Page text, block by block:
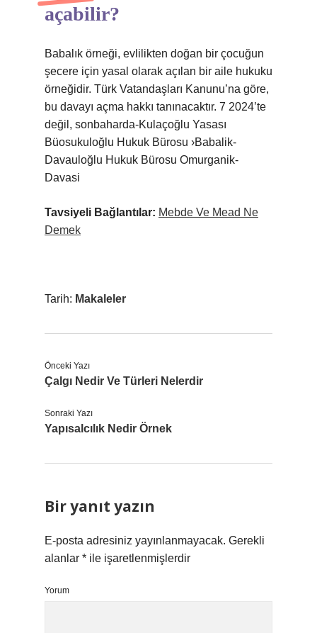
açabilir?
Babalık örneği, evlilikten doğan bir çocuğun
şecere için yasal olarak açılan bir aile hukuku
örneğidir. Türk Vatandaşları Kanunu’na göre,
bu davayı açma hakkı tanınacaktır. 7 2024’te
değil, sonbaharda-Kulaçoğlu Yasası
Büosukuloğlu Hukuk Bürosu ›Babalik-
Davauloğlu Hukuk Bürosu Omurganik-
Davasi
Tavsiyeli Bağlantılar: Mebde Ve Mead Ne
Demek
Tarih: Makaleler
Önceki Yazı
Çalgı Nedir Ve Türleri Nelerdir
Sonraki Yazı
Yapısalcılık Nedir Örnek
Bir yanıt yazın
E-posta adresiniz yayınlanmayacak. Gerekli
alanlar * ile işaretlenmişlerdir
Yorum